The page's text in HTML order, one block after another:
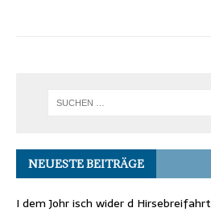
NEUESTE BEITRÄGE
I dem Johr isch wider d Hirsebreifahrt